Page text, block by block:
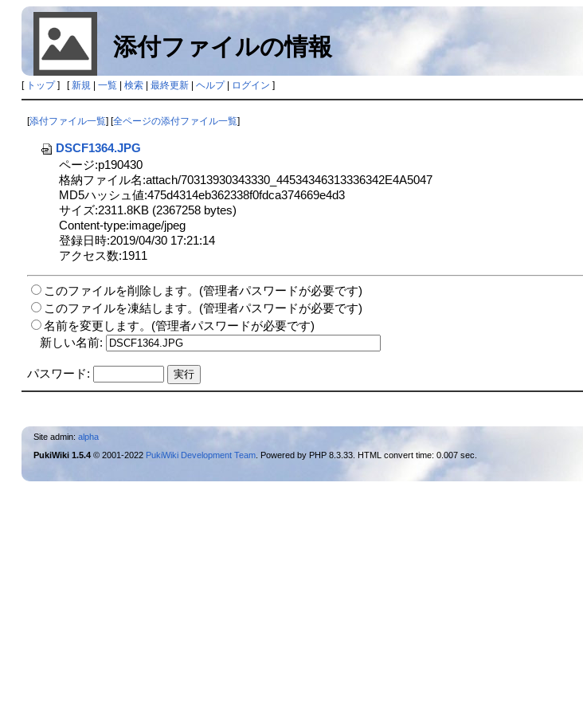
添付ファイルの情報
[ トップ] [新規| 一覧| 検索| 最終更新| ヘルプ| ログイン ]
[添付ファイル一覧] [全ページの添付ファイル一覧]
DSCF1364.JPG
ページ:p190430
格納ファイル名:attach/70313930343330_44534346313336342E4A5047
MD5ハッシュ値:475d4314eb362338f0fdca374669e4d3
サイズ:2311.8KB (2367258 bytes)
Content-type:image/jpeg
登録日時:2019/04/30 17:21:14
アクセス数:1911
このファイルを削除します。(管理者パスワードが必要です)
このファイルを凍結します。(管理者パスワードが必要です)
名前を変更します。(管理者パスワードが必要です)
新しい名前:
パスワード:
Site admin: alpha
PukiWiki 1.5.4© 2001-2022 PukiWiki Development Team. Powered by PHP 8.3.33. HTML convert time: 0.007 sec.